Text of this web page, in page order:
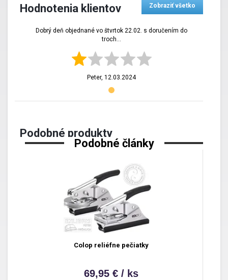
Hodnotenia klientov Zobraziť všetko
Dobrý deň objednané vo štvrtok 22.02. s doručením do
troch...
Peter, 12.03.2024
Podobné produkty
Colop reliéfne pečiatky
69,95 € / ks
Podobné články